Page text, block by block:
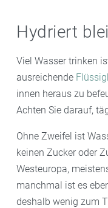
Hydriert
Viel Wasser trinken
ausreichende
innen heraus zu
Achten Sie darauf,
Ohne Zweifel ist
keinen Zucker oder
Westeuropa,
manchmal ist es
deshalb wenig zum